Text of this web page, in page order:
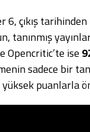
çıkış
tanınmış
Opencritic’te ise
sadece bir
puanlarla